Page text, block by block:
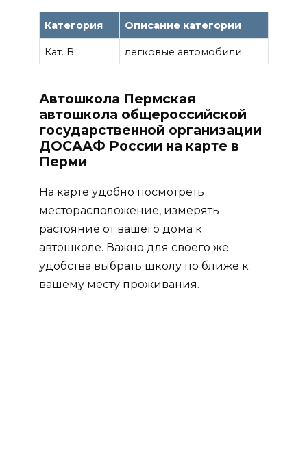
Категория Описание категории
Кат. B легковые автомобили
Автошкола Пермская
автошкола общероссийской
государственной организации
ДОСААФ России на карте в
Перми
На карте удобно посмотреть
месторасположение, измерять
растояние от вашего дома к
автошколе. Важно для своего же
удобства выбрать школу по ближе к
вашему месту проживания.